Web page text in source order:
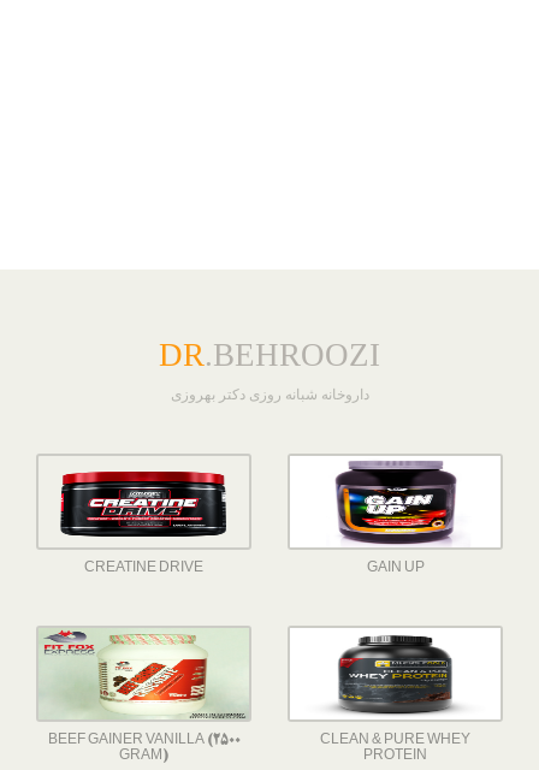
DR.BEHROOZI
داروخانه شبانه روزی دکتر بهروزی
GAIN UP
CREATINE DRIVE
CLEAN & PURE WHEY
PROTEIN
BEEF GAINER VANILLA (2500
GRAM)